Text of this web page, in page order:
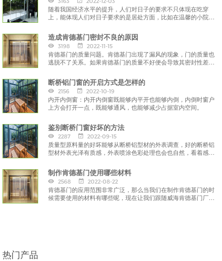
随着我国经济水平的提升，人们对日子的要求不只体现在吃穿
上，能体现人们对日子要求的是居处方面，比如在温馨的小院里
造成肯德基门密封不良的原因
3198 2022-11-15
肯德基门的质量问题。肯德基门出现了漏风的现象，门的质量也
逃脱不了关系。如果肯德基门的质量不好便会导致其密封性差，
断桥铝门窗的开启方式是怎样的
2156 2022-10-19
内开内倒窗：内开内倒窗既能够内平开也能够内倒，内倒时窗户
上方会打开一点，既能够通风，也能够减少占据室内空间。
鉴别断桥门窗好坏的方法
2287 2022-09-15
质量型原料量的好坏能够从断桥铝型材的外表调查，好的断桥铝
型材外表光泽有质感，外表喷涂色彩处理也会也自然，看着感觉
制作肯德基门使用哪些材料
2568 2022-08-22
肯德基门的应用范围非常广泛，那么当我们在制作肯德基门的时
候需要使用的材料有哪些呢，现在让我们跟随威海肯德基门厂家
热门产品